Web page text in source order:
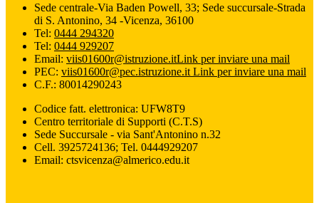
Sede centrale-Via Baden Powell, 33; Sede succursale-Strada
di S. Antonino, 34 -Vicenza, 36100
Tel: 0444 294320
Tel: 0444 929207
Email: viis01600r@istruzione.itLink per inviare una mail
PEC: viis01600r@pec.istruzione.it Link per inviare una mail
C.F.: 80014290243
Codice fatt. elettronica: UFW8T9
Centro territoriale di Supporti (C.T.S)
Sede Succursale - via Sant'Antonino n.32
Cell. 3925724136; Tel. 0444929207
Email: ctsvicenza@almerico.edu.it